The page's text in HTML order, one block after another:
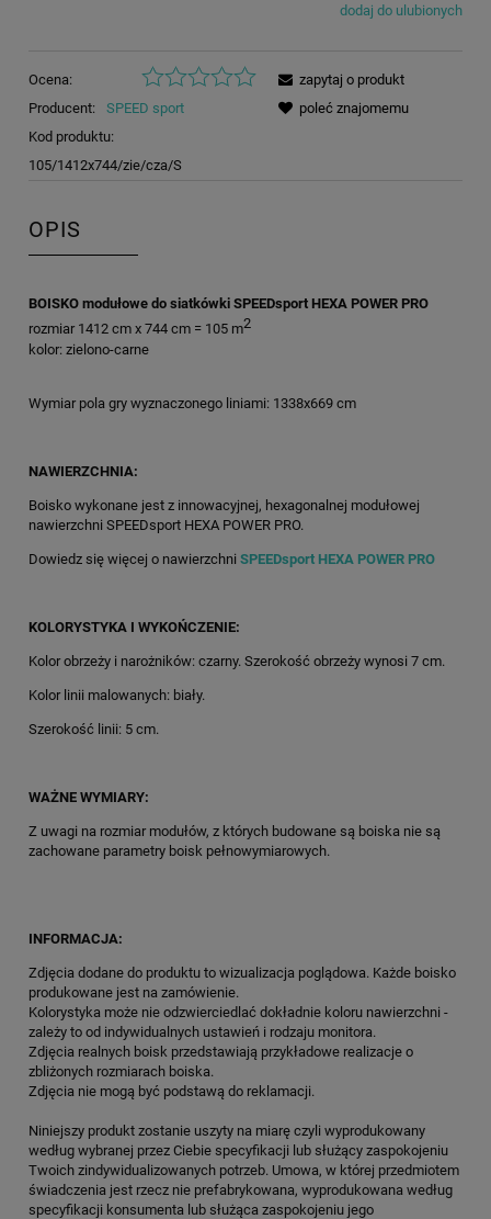
dodaj do ulubionych
Ocena:
Producent:
SPEED sport
Kod produktu:
105/1412x744/zie/cza/S
zapytaj o produkt
poleć znajomemu
OPIS
BOISKO modułowe do siatkówki SPEEDsport HEXA POWER PRO
rozmiar 1412 cm x 744 cm = 105 m2
kolor: zielono-carne
Wymiar pola gry wyznaczonego liniami: 1338x669 cm
NAWIERZCHNIA:
Boisko wykonane jest z innowacyjnej, hexagonalnej modułowej
nawierzchni SPEEDsport HEXA POWER PRO.
Dowiedz się więcej o nawierzchni SPEEDsport HEXA POWER PRO
KOLORYSTYKA I WYKOŃCZENIE:
Kolor obrzeży i narożników: czarny. Szerokość obrzeży wynosi 7 cm.
Kolor linii malowanych: biały.
Szerokość linii: 5 cm.
WAŻNE WYMIARY:
Z uwagi na rozmiar modułów, z których budowane są boiska nie są
zachowane parametry boisk pełnowymiarowych.
INFORMACJA:
Zdjęcia dodane do produktu to wizualizacja poglądowa. Każde boisko
produkowane jest na zamówienie.
Kolorystyka może nie odzwierciedlać dokładnie koloru nawierzchni -
zależy to od indywidualnych ustawień i rodzaju monitora.
Zdjęcia realnych boisk przedstawiają przykładowe realizacje o
zbliżonych rozmiarach boiska.
Zdjęcia nie mogą być podstawą do reklamacji.
Niniejszy produkt zostanie uszyty na miarę czyli wyprodukowany
według wybranej przez Ciebie specyfikacji lub służący zaspokojeniu
Twoich zindywidualizowanych potrzeb. Umowa, w której przedmiotem
świadczenia jest rzecz nie prefabrykowana, wyprodukowana według
specyfikacji konsumenta lub służąca zaspokojeniu jego